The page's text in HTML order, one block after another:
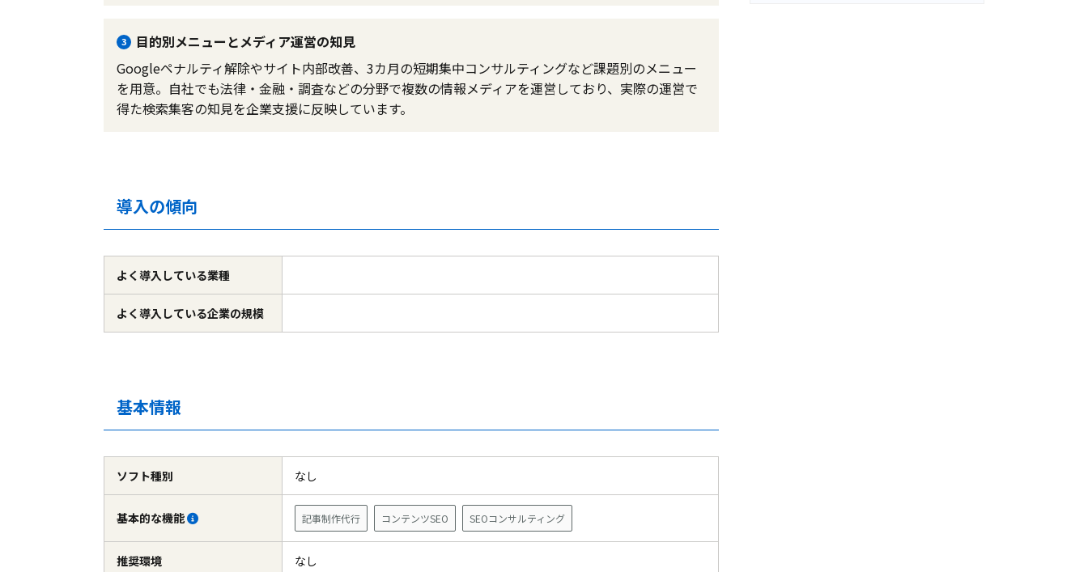
3
目的別メニューとメディア運営の知見
Googleペナルティ解除やサイト内部改善、3カ月の短期集中コンサルティングなど課題別のメニュー
を用意。自社でも法律・金融・調査などの分野で複数の情報メディアを運営しており、実際の運営で
得た検索集客の知見を企業支援に反映しています。
導入の傾向
よく導入している業種
よく導入している企業の規模
基本情報
ソフト種別 なし
基本的な機能 記事制作代行 コンテンツSEO SEOコンサルティング
推奨環境 なし